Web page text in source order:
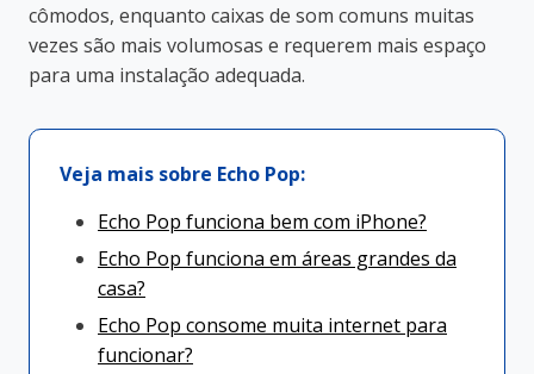
cômodos, enquanto caixas de som comuns muitas
vezes são mais volumosas e requerem mais espaço
para uma instalação adequada.
Veja mais sobre Echo Pop:
Echo Pop funciona bem com iPhone?
Echo Pop funciona em áreas grandes da
casa?
Echo Pop consome muita internet para
funcionar?